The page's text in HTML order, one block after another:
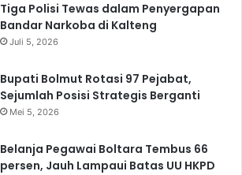
Tiga Polisi Tewas dalam Penyergapan
Bandar Narkoba di Kalteng
Juli 5, 2026
Bupati Bolmut Rotasi 97 Pejabat,
Sejumlah Posisi Strategis Berganti
Mei 5, 2026
Belanja Pegawai Boltara Tembus 66
persen, Jauh Lampaui Batas UU HKPD